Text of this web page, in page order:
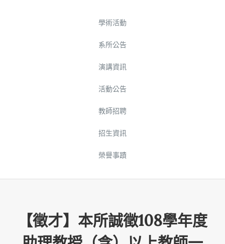
學術活動
系所公告
演講資訊
活動公告
教師招聘
招生資訊
榮譽事蹟
【徵才】本所誠徵108學年度